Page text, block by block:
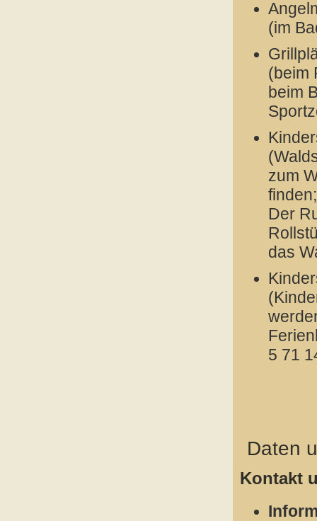
(im
(beim
beim
zum
finden;
Der
das
5 71
Daten
Kontakt